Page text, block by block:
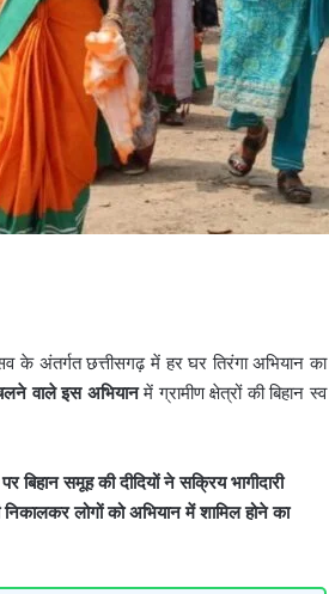
के अंतर्गत छत्तीसगढ़ में हर घर तिरंगा अभियान का
वाले इस अभियानमें ग्रामीण क्षेत्रों की बिहान स्व
समूह की दीदियों ने सक्रिय भागीदारी
लोगों को अभियान में शामिल होने का